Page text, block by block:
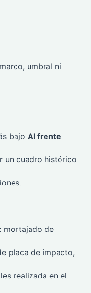
umbral ni
bajo Al frente
un cuadro histórico
mortajado de
placa de impacto,
realizada en el